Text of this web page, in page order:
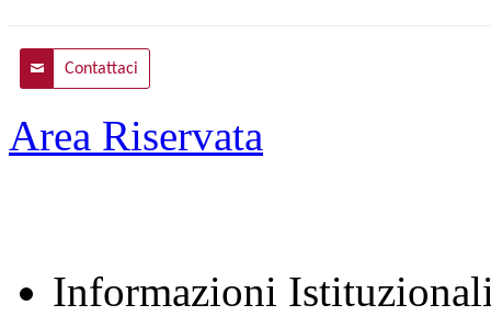
Contattaci
Area Riservata
Informazioni